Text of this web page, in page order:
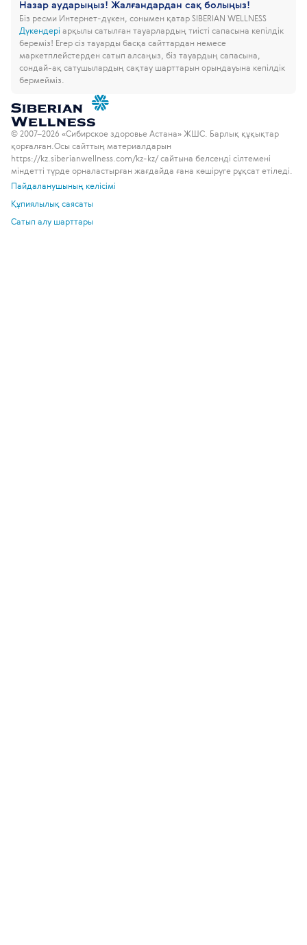
Назар аударыңыз! Жалғандардан сақ болыңыз!
Біз ресми Интернет-дүкен, сонымен қатар SIBERIAN WELLNESS
Дүкендері арқылы сатылған тауарлардың тиісті сапасына кепілдік
береміз! Егер сіз тауарды басқа сайттардан немесе
маркетплейстерден сатып алсаңыз, біз тауардың сапасына,
сондай-ақ сатушылардың сақтау шарттарын орындауына кепілдік
бермейміз.
© 2007–2026 «Сибирское здоровье Астана» ЖШС. Барлық құқықтар
қорғалған. Осы сайттың материалдарын
https://kz.siberianwellness.com/kz-kz/ сайтына белсенді сілтемені
міндетті түрде орналастырған жағдайда ғана көшіруге рұқсат етіледі.
Пайдаланушының келісімі
Құпиялылық саясаты
Сатып алу шарттары